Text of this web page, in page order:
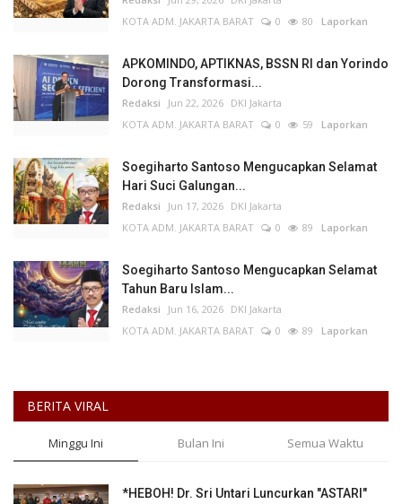
KOTA ADM. JAKARTA BARAT
0 80 Laporkan
APKOMINDO, APTIKNAS, BSSN RI dan Yorindo
Dorong Transformasi...
Redaksi Jun 22, 2026 DKI Jakarta
KOTA ADM. JAKARTA BARAT
0 59 Laporkan
Soegiharto Santoso Mengucapkan Selamat
Hari Suci Galungan...
Redaksi Jun 17, 2026 DKI Jakarta
KOTA ADM. JAKARTA BARAT
0 89 Laporkan
Soegiharto Santoso Mengucapkan Selamat
Tahun Baru Islam...
Redaksi Jun 16, 2026 DKI Jakarta
KOTA ADM. JAKARTA BARAT
0 89 Laporkan
BERITA VIRAL
Minggu Ini Bulan Ini Semua Waktu
*HEBOH! Dr. Sri Untari Luncurkan "ASTARI"